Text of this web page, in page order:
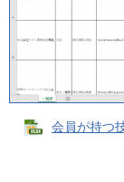
会員が持つ